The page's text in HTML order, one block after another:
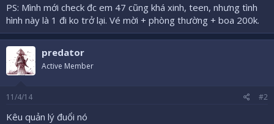
PS: Mình mới check đc em 47 cũng khá xinh, teen, nhưng tình
hình này là 1 đi ko trở lại. Vé mời + phòng thường + boa 200k.
predator
Active Member
11/4/14 #2
Kêu quản lý đuổi nó